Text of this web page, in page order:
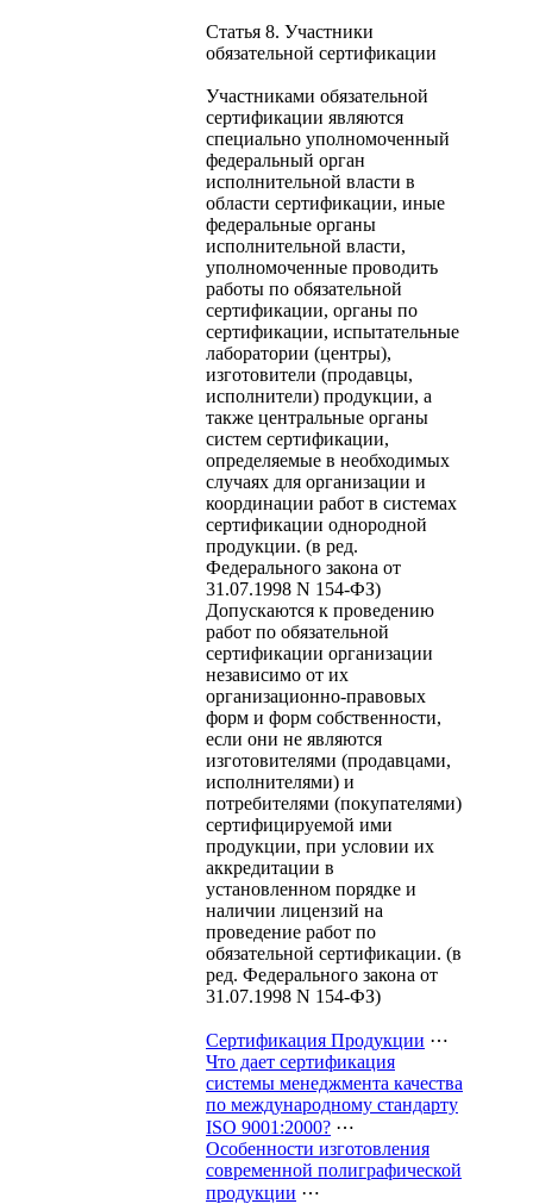
Статья 8. Участники
обязательной сертификации
Участниками обязательной
сертификации являются
специально уполномоченный
федеральный орган
исполнительной власти в
области сертификации, иные
федеральные органы
исполнительной власти,
уполномоченные проводить
работы по обязательной
сертификации, органы по
сертификации, испытательные
лаборатории (центры),
изготовители (продавцы,
исполнители) продукции, а
также центральные органы
систем сертификации,
определяемые в необходимых
случаях для организации и
координации работ в системах
сертификации однородной
продукции. (в ред.
Федерального закона от
31.07.1998 N 154-ФЗ)
Допускаются к проведению
работ по обязательной
сертификации организации
независимо от их
организационно-правовых
форм и форм собственности,
если они не являются
изготовителями (продавцами,
исполнителями) и
потребителями (покупателями)
сертифицируемой ими
продукции, при условии их
аккредитации в
установленном порядке и
наличии лицензий на
проведение работ по
обязательной сертификации. (в
ред. Федерального закона от
31.07.1998 N 154-ФЗ)
Сертификация Продукции ⋯
Что дает сертификация
системы менеджмента качества
по международному стандарту
ISO 9001:2000? ⋯
Особенности изготовления
современной полиграфической
продукции ⋯